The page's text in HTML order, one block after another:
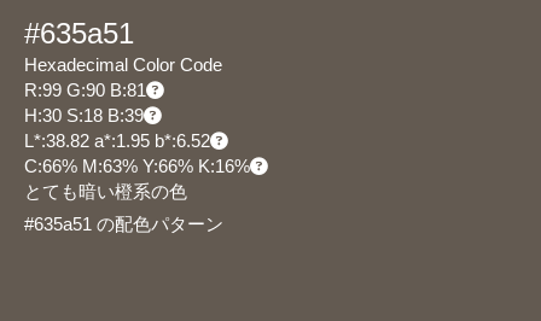
#635a51
Hexadecimal Color Code
R:99 G:90 B:81
H:30 S:18 B:39
L*:38.82 a*:1.95 b*:6.52
C:66% M:63% Y:66% K:16%
とても暗い橙系の色
#635a51 の配色パターン